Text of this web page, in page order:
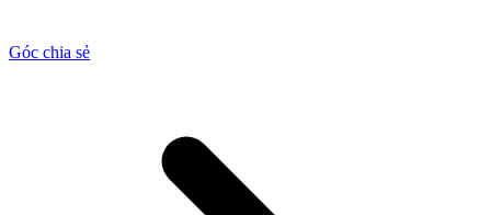
Góc chia sẻ